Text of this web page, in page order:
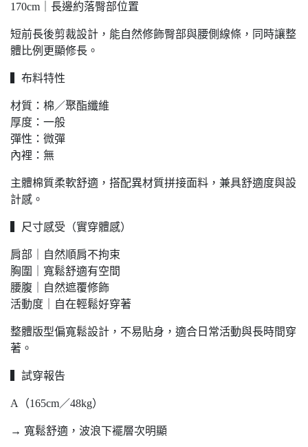
170cm｜長邊約落臀部位置
短前長後剪裁設計，能自然修飾臀部與腰側線條，同時讓整
體比例更顯修長。
▍布料特性
材質：棉／聚酯纖維
厚度：一般
彈性：微彈
內裡：無
主體棉質柔軟舒適，搭配異材質拼接面料，兼具舒適度與設
計感。
▍尺寸感受（實穿體感）
肩部｜自然順肩不拘束
胸圍｜寬鬆舒適有空間
腰腹｜自然遮覆修飾
活動度｜自在輕鬆好穿著
整體版型偏寬鬆設計，不易貼身，適合日常活動與長時間穿
著。
▍試穿報告
A（165cm／48kg）
→ 寬鬆舒適，波浪下襬層次明顯